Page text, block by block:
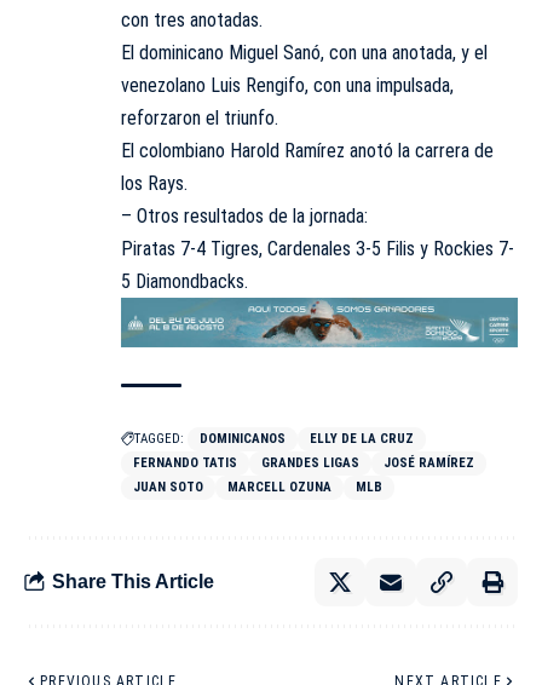
con tres anotadas.
El dominicano Miguel Sanó, con una anotada, y el
venezolano Luis Rengifo, con una impulsada,
reforzaron el triunfo.
El colombiano Harold Ramírez anotó la carrera de
los Rays.
– Otros resultados de la jornada:
Piratas 7-4 Tigres, Cardenales 3-5 Filis y Rockies 7-
5 Diamondbacks.
TAGGED: DOMINICANOS
ELLY DE LA CRUZ
FERNANDO TATIS
GRANDES LIGAS
JOSÉ RAMÍREZ
JUAN SOTO
MARCELL OZUNA MLB
Share This Article
PREVIOUS ARTICLE NEXT ARTICLE